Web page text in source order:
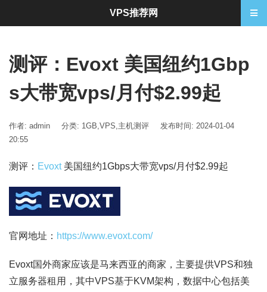
测评：Evoxt 美国纽约1Gbp
s大带宽vps/月付$2.99起
作者: admin 分类: 1GB,VPS,主机测评
发布时间: 2024-01-04
20:55
测评： Evoxt美国纽约1Gbps大带宽vps/月付$2.99起
官网地址： https://www.evoxt.com/
Evoxt国外商家应该是马来西亚的商家，主要提供VPS和独
立服务器租用，其中VPS基于KVM架构，数据中心包括美
VPS推荐网